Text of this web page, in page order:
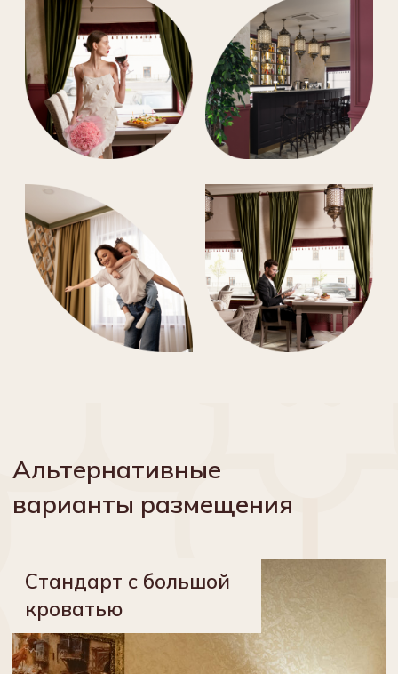
2 чел.
с большой кроватью
Просторный светлый номер с очень
большой кроватью.
24 м²